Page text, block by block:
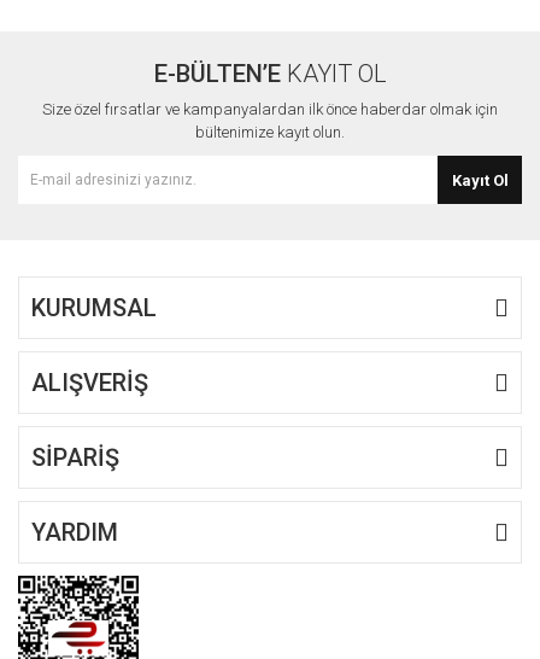
E-BÜLTEN’EKAYIT OL
Size özel fırsatlar ve kampanyalardan ilk önce haberdar olmak için
bültenimize kayıt olun.
Kayıt Ol
KURUMSAL
ALIŞVERİŞ
SİPARİŞ
YARDIM